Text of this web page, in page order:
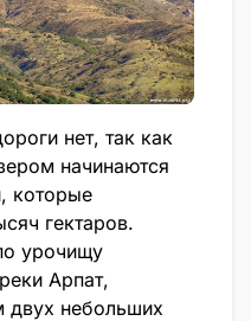
нет, так как
начинаются
которые
гектаров.
урочищу
Арпат,
двух небольших